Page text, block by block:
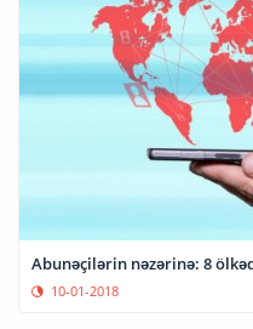
Abunəçilərin nəzərinə: 8
10-01-2018